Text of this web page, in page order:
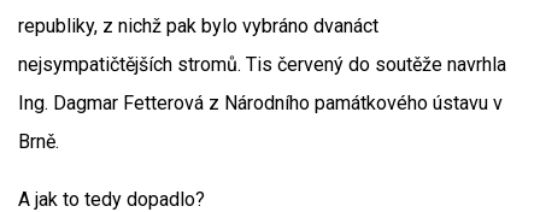
republiky, z nichž pak bylo vybráno dvanáct
nejsympatičtějších stromů. Tis červený do soutěže navrhla
Ing. Dagmar Fetterová z Národního památkového ústavu v
Brně.
A jak to tedy dopadlo?